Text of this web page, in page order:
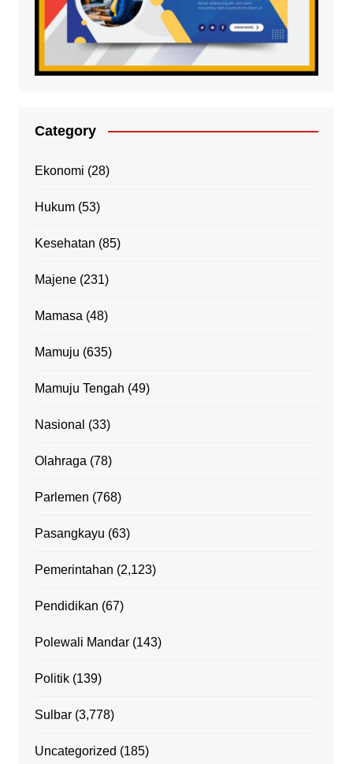
Category
Ekonomi (28)
Hukum(53)
Kesehatan (85)
Majene(231)
Mamasa (48)
Mamuju (635)
Mamuju Tengah (49)
Nasional (33)
Olahraga (78)
Parlemen (768)
Pasangkayu (63)
Pemerintahan (2,123)
Pendidikan (67)
Polewali Mandar(143)
Politik(139)
Sulbar(3,778)
Uncategorized (185)